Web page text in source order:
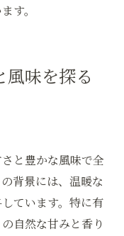
す。
味を探る
と豊かな風味で全
背景には、温暖な
ています。特に有
自然な甘みと香り